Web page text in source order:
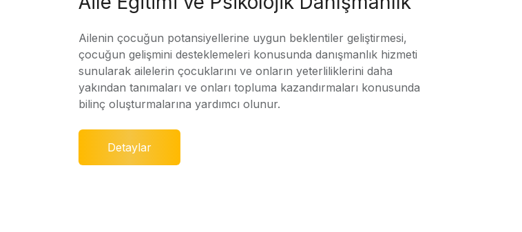
Ailenin çocuğun potansiyellerine uygun beklentiler geliştirmesi,
çocuğun gelişmini desteklemeleri konusunda danışmanlık hizmeti
sunularak ailelerin çocuklarını ve onların yeterliliklerini daha
yakından tanımaları ve onları topluma kazandırmaları konusunda
bilinç oluşturmalarına yardımcı olunur.
Detaylar